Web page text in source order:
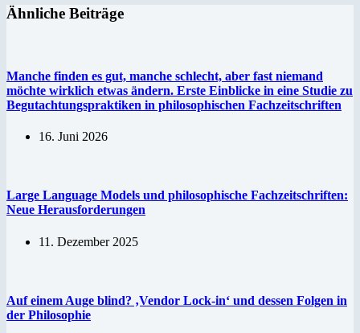
Ähnliche Beiträge
Manche finden es gut, manche schlecht, aber fast niemand
möchte wirklich etwas ändern. Erste Einblicke in eine Studie zu
Begutachtungspraktiken in philosophischen Fachzeitschriften
16. Juni 2026
Large Language Models und philosophische Fachzeitschriften:
Neue Herausforderungen
11. Dezember 2025
Auf einem Auge blind? ‚Vendor Lock-in‘ und dessen Folgen in
der Philosophie